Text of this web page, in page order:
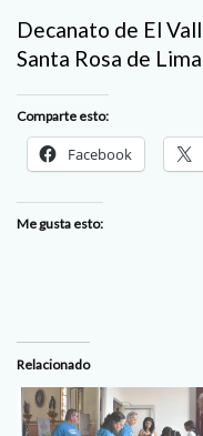
Decanato de El
Santa Rosa de
Comparte esto:
Facebook
Me gusta esto:
Relacionado